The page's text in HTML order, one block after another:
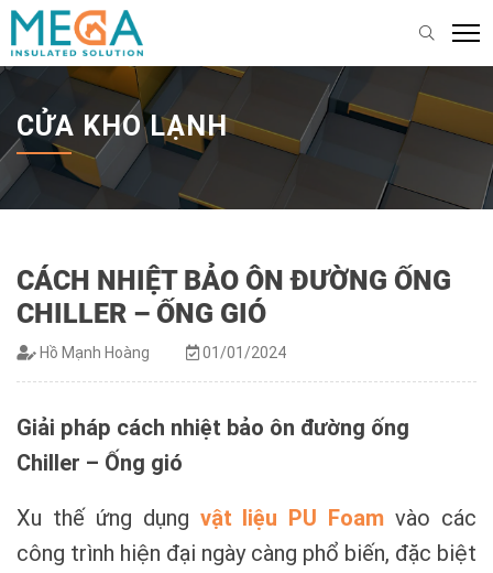
CỬA KHO LẠNH
CÁCH NHIỆT BẢO ÔN ĐƯỜNG ỐNG
CHILLER – ỐNG GIÓ
Hồ Mạnh Hoàng 01/01/2024
Giải pháp cách nhiệt bảo ôn đường ống
Chiller – Ống gió
Xu thế ứng dụng vật liệu PU Foam vào các
công trình hiện đại ngày càng phổ biến, đặc biệt